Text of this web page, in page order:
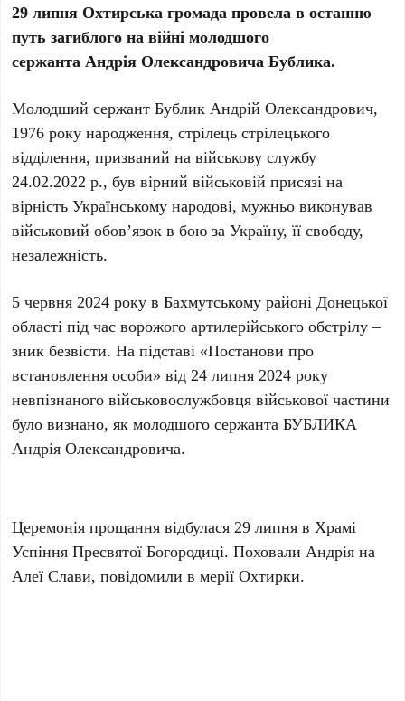
29 липня Охтирська громада провела в останню
путь загиблого на війні молодшого
сержантаАндрія ОлександровичаБублика.
Молодший сержант Бублик Андрій Олександрович,
1976 року народження, стрілець стрілецького
відділення, призваний на військову службу
24.02.2022 р., був вірний військовій присязі на
вірність Українському народові, мужньо виконував
військовий обов’язок в бою за Україну, її свободу,
незалежність.
5 червня 2024 року в Бахмутському районі Донецької
області під час ворожого артилерійського обстрілу –
зник безвісти. На підставі «Постанови про
встановлення особи» від 24 липня 2024 року
невпізнаного військовослужбовця військової частини
було визнано, як молодшого сержанта БУБЛИКА
Андрія Олександровича.
Церемонія прощання відбулася29 липня в Храмі
Успіння Пресвятої Богородиці. ПоховалиАндрія на
Алеї Слави, повідомили в мерії Охтирки.